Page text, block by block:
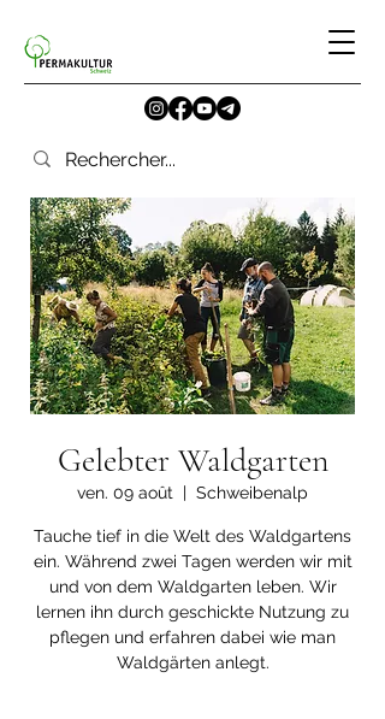
Gelebter Waldgarten
ven. 09 août
  |
Schweibenalp
Tauche tief in die Welt des Waldgartens
ein. Während zwei Tagen werden wir mit
und von dem Waldgarten leben. Wir
lernen ihn durch geschickte Nutzung zu
pflegen und erfahren dabei wie man
Waldgärten anlegt.